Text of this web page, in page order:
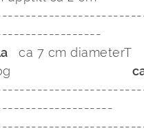
  ca 7 cm diameterT
cm hög